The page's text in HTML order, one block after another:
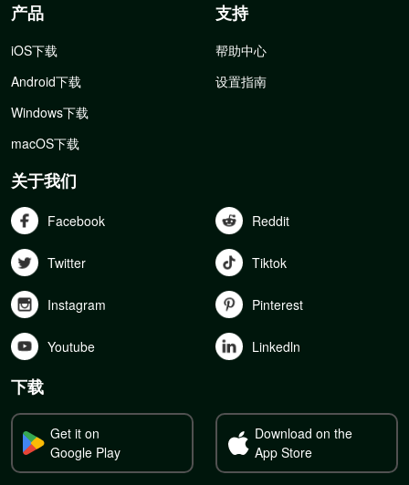
产品
iOS下载
Android下载
Windows下载
macOS下载
支持
帮助中心
设置指南
关于我们
Facebook Reddit
Twitter Tiktok
Instagram Pinterest
Youtube Linkedln
下载
Get it on
Google Play
Download on the
App Store